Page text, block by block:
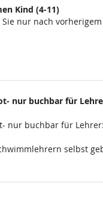
Kind (4-11)
nur nach vorherigem
nur buchbar für
nur buchbar für
selbst